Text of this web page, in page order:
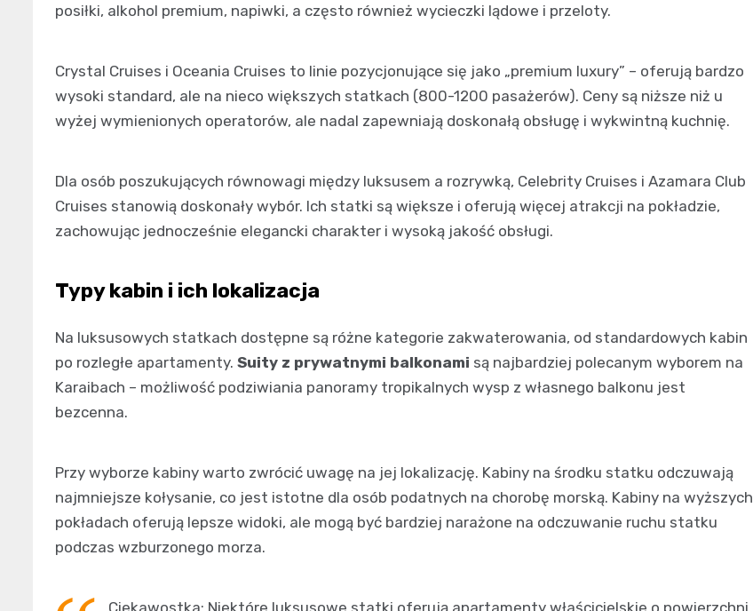
posiłki, alkohol premium, napiwki, a często również wycieczki lądowe i przeloty.
Crystal Cruises i Oceania Cruises to linie pozycjonujące się jako „premium luxury” – oferują bardzo
wysoki standard, ale na nieco większych statkach (800-1200 pasażerów). Ceny są niższe niż u
wyżej wymienionych operatorów, ale nadal zapewniają doskonałą obsługę i wykwintną kuchnię.
Dla osób poszukujących równowagi między luksusem a rozrywką, Celebrity Cruises i Azamara Club
Cruises stanowią doskonały wybór. Ich statki są większe i oferują więcej atrakcji na pokładzie,
zachowując jednocześnie elegancki charakter i wysoką jakość obsługi.
Typy kabin i ich lokalizacja
Na luksusowych statkach dostępne są różne kategorie zakwaterowania, od standardowych kabin
po rozległe apartamenty. Suity z prywatnymi balkonami są najbardziej polecanym wyborem na
Karaibach – możliwość podziwiania panoramy tropikalnych wysp z własnego balkonu jest
bezcenna.
Przy wyborze kabiny warto zwrócić uwagę na jej lokalizację. Kabiny na środku statku odczuwają
najmniejsze kołysanie, co jest istotne dla osób podatnych na chorobę morską. Kabiny na wyższych
pokładach oferują lepsze widoki, ale mogą być bardziej narażone na odczuwanie ruchu statku
podczas wzburzonego morza.